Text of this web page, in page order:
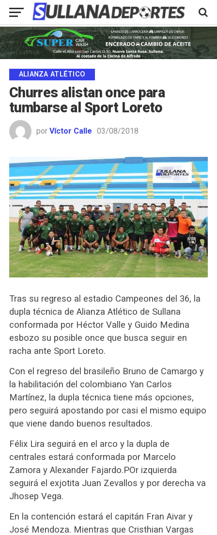
ALIANZA ATLÉTICO
Churres alistan once para
tumbarse al Sport Loreto
por Víctor Calle 03/08/2018
Tras su regreso al estadio Campeones del 36, la
dupla técnica de Alianza Atlético de Sullana
conformada por Héctor Valle y Guido Medina
esbozo su posible once que busca seguir en
racha ante Sport Loreto.
Con el regreso del brasileño Bruno de Camargo y
la habilitación del colombiano Yan Carlos
Martínez, la dupla técnica tiene más opciones,
pero seguirá apostando por casi el mismo equipo
que viene dando buenos resultados.
Félix Lira seguirá en el arco y la dupla de
centrales estará conformada por Marcelo
Zamora y Alexander Fajardo.POr izquierda
seguirá el exjotita Juan Zevallos y por derecha va
Jhosep Vega.
En la contención estará el capitán Fran Aivar y
José Mendoza. Mientras que Cristhian Vargas